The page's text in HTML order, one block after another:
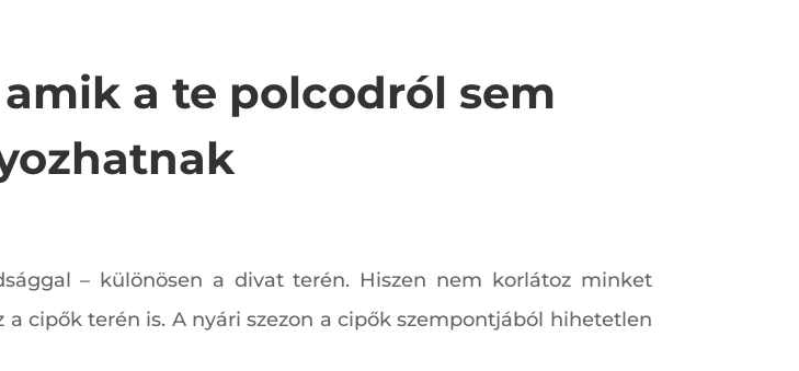
a te polcodról sem
– különösen a divat terén. Hiszen nem korlátoz minket
cipők terén is. A nyári szezon a cipők szempontjából hihetetlen